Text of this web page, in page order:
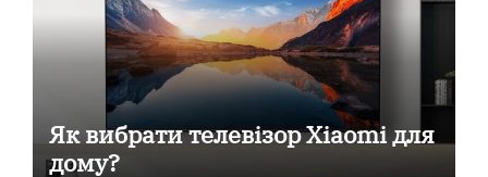
Як вибрати телевізор Xiaomi для
дому?